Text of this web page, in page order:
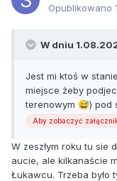
Opublikowano
W dniu
Jest mi ktoś w
miejsce żeby
terenowym 😅) pod
Aby zobaczyć
W zeszłym roku tu sie
aucie, ale kilkanaście
Łukawcu. Trzeba było